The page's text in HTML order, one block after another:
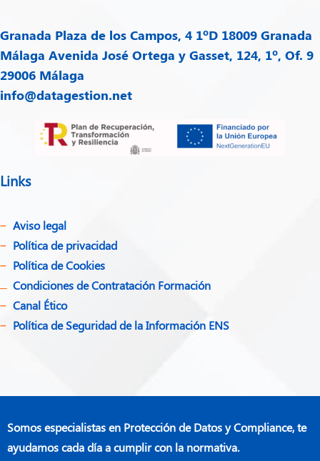
Granada Plaza de los Campos, 4 1ºD 18009 Granada
Málaga Avenida José Ortega y Gasset, 124, 1º, Of. 9
29006 Málaga
info@datagestion.net
Links
Aviso legal
Política de privacidad​
Política de Cookies
Condiciones de Contratación Formación
Canal Ético
Política de Seguridad de la Información ENS
Somos especialistas en Protección de Datos y Compliance, te
ayudamos cada día a cumplir con la normativa.